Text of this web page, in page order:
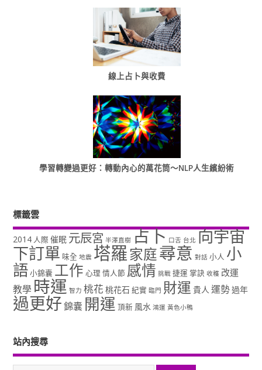
線上占卜與收費
學習轉變過更好：轉動內心的萬花筒～NLP人生繽紛術
標籤雲
2014 人際 催眠 元辰宮 半澤直樹 占卜 口舌 台北 向宇宙
下訂單 味全 地震 塔羅家庭尋意 對話 小人 小
語小錦囊 工作 心理 情人節 感情 挑戰 捷運 掌訣 收穫 改運
教學 時運 智力 桃花 桃花石 紀實 臨門 財運 貴人 運勢過年
過更好錦囊 開運 頂新 風水 鴻運 黃色小鴨
站內搜尋